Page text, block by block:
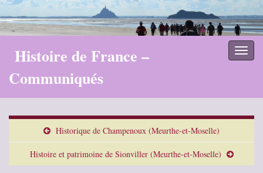
Histoire de France –
Communiqués
Historique de Champenoux (Meurthe-et-Moselle)
Histoire et patrimoine de Sionviller (Meurthe-et-Moselle)